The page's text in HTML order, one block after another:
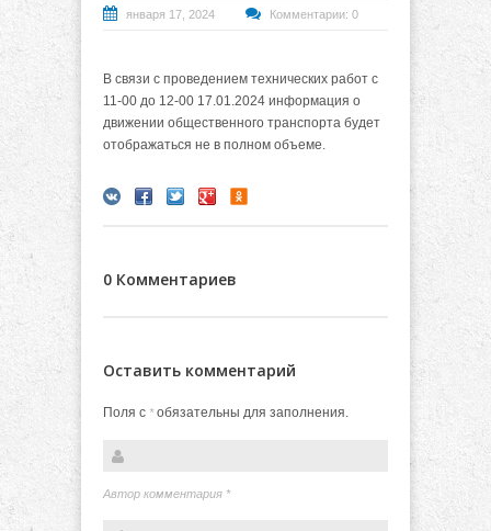
января 17, 2024 Комментарии: 0
В связи с проведением технических работ с
11-00 до 12-00 17.01.2024 информация о
движении общественного транспорта будет
отображаться не в полном объеме.
0 Комментариев
Оставить комментарий
Поля с *обязательны для заполнения.
Автор комментария *